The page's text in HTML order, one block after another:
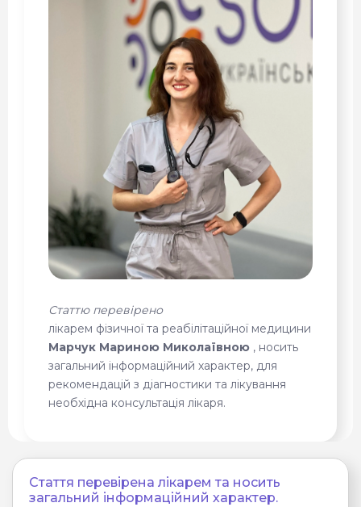
Статтю перевірено
лікарем фізичної та реабілітаційної медицини
Марчук Мариною Миколаївною , носить
загальний інформаційний характер, для
рекомендацій з діагностики та лікування
необхідна консультація лікаря.
Стаття перевірена лікарем та носить
загальний інформаційний характер.